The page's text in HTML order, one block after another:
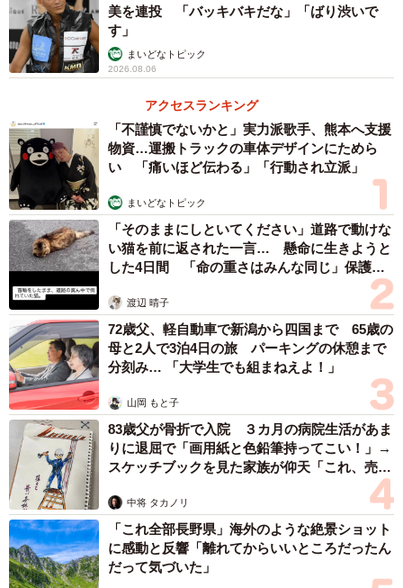
ーズ』では、日本アカデミー賞新人俳優賞を受賞しまし
た。
1997年2月28日生まれ、東京都出身の女優です。2013年に
ドラマ『ラスト♡シンデレラ』で女優デビュー。安定した
演技力に定評があり、つらい過去・深刻なコンプレックス
を抱えていたり、殺人者だったりと、数々の難役に挑んで
います。主な出演作には、NHK連続テレビ小説『べっぴん
さん（2016年）』や、映画『累-かさね-（2018年）』など
があります。
▽【男性】1997年生まれの芸能人人気ランキング
【男性】1997年生まれの芸能人人気ランキング（提供画像）
美を連投 「バッキバキだな」「ばり渋いで
す」
まいどなトピック
2026.08.06
アクセスランキング
「不謹慎でないかと」実力派歌手、熊本へ支援
物資…運搬トラックの車体デザインにためら
い 「痛いほど伝わる」「行動され立派」
まいどなトピック
「そのままにしといてください」道路で動けな
い猫を前に返された一言… 懸命に生きようと
した4日間 「命の重さはみんな同じ」保護団
渡辺 晴子
72歳父、軽自動車で新潟から四国まで 65歳の
母と2人で3泊4日の旅 パーキングの休憩まで
分刻み… 「大学生でも組まねえよ！」
山岡 もと子
83歳父が骨折で入院 ３カ月の病院生活があま
りに退屈で「画用紙と色鉛筆持ってこい！」→
スケッチブックを見た家族が仰天「これ、売れ
中将 タカノリ
「これ全部長野県」海外のような絶景ショット
に感動と反響「離れてからいいところだったん
だって気づいた」